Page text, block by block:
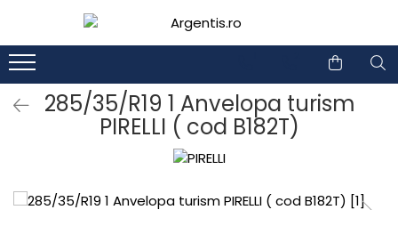
285/35/R19 1 Anvelopa turism
PIRELLI ( cod B182T)